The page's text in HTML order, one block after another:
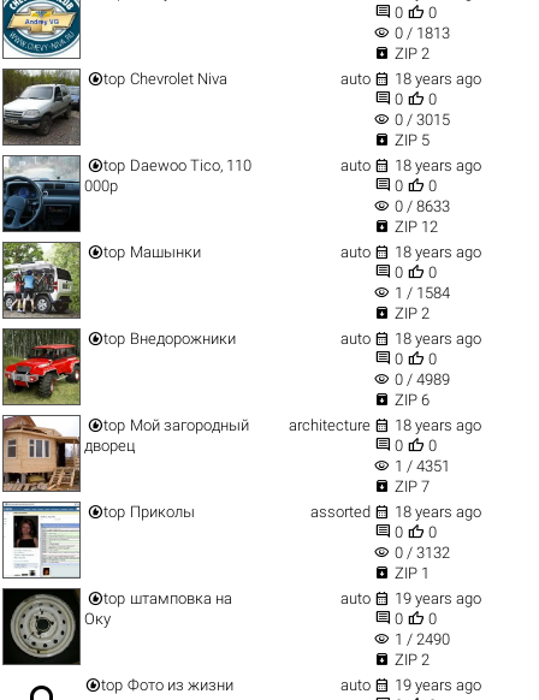
 0  0
visibility 0 / 1813
 ZIP 2
top Chevrolet Niva auto  18 years ago
 0  0
visibility 0 / 3015
 ZIP 5
top Daewoo Tico, 110
000р
auto  18 years ago
 0  0
visibility 0 / 8633
 ZIP 12
top Машынки auto  18 years ago
 0  0
visibility 1 / 1584
 ZIP 2
top Внедорожники auto  18 years ago
 0  0
visibility 0 / 4989
 ZIP 6
top Мой загородный
дворец
architecture  18 years ago
 0  0
visibility 1 / 4351
 ZIP 7
top Приколы assorted  18 years ago
 0  0
visibility 0 / 3132
 ZIP 1
top штамповка на
Оку
auto  19 years ago
 0  0
visibility 1 / 2490
 ZIP 2
top Фото из жизни auto  19 years ago